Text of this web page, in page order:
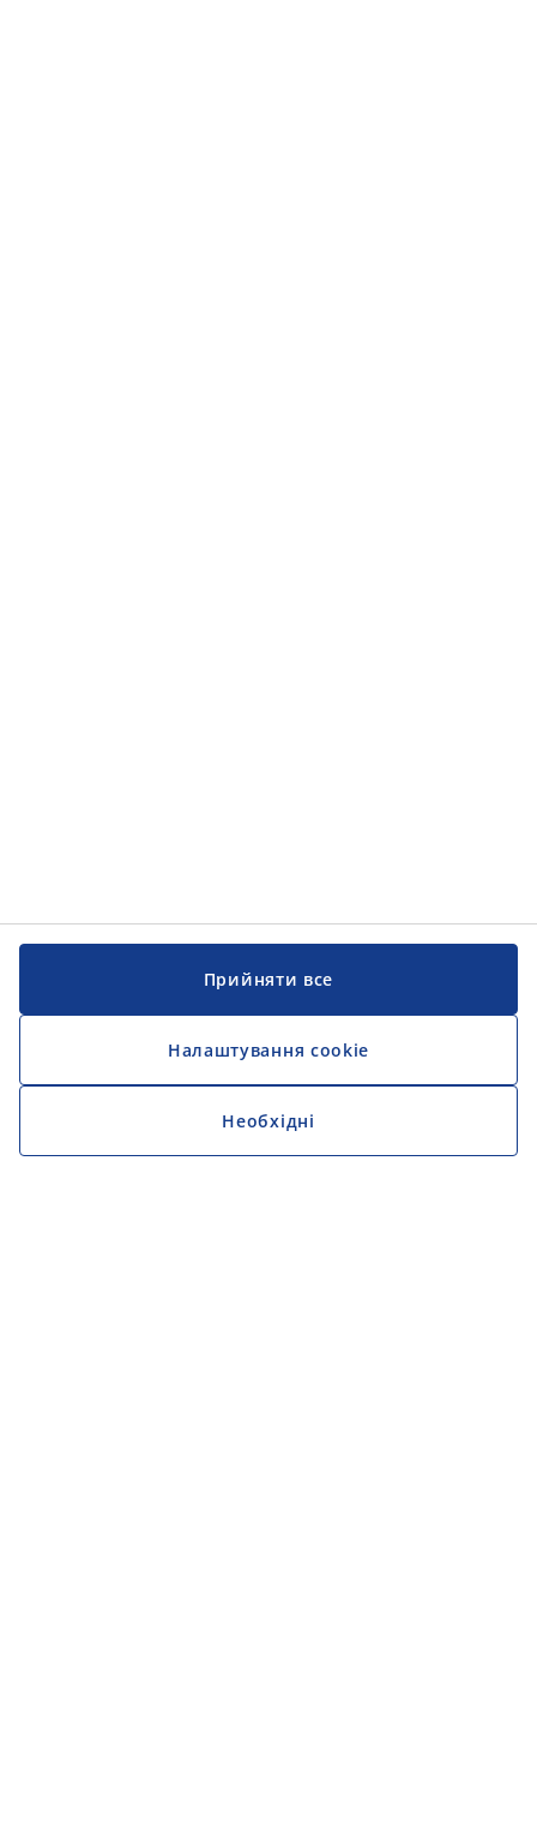
Прийняти все
Налаштування cookie
Необхідні